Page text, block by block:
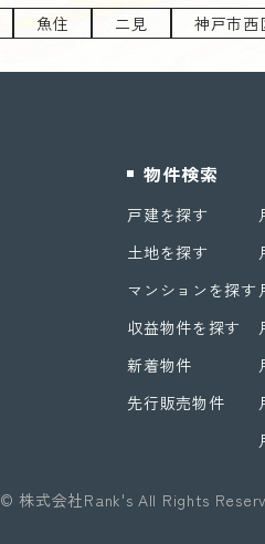
魚住 二見 神戸市西
物件検索
戸建を探す
土地を探す
マンションを探す
収益物件を探す
新着物件
先行販売物件
© 株式会社Rank's All Rights